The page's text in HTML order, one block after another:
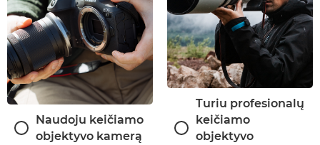
Naudoju keičiamo
objektyvo kamerą
Turiu profesionalų
keičiamo
objektyvo